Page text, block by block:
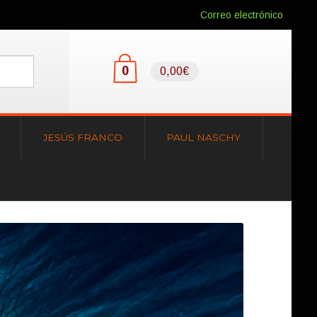
Correo electrónico
0 0,00€
JESÚS FRANCO PAUL NASCHY